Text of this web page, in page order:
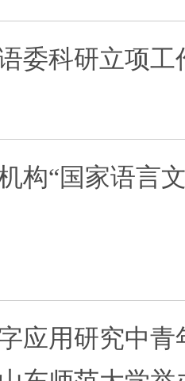
委科研立项
构“国家语言
应用研究中